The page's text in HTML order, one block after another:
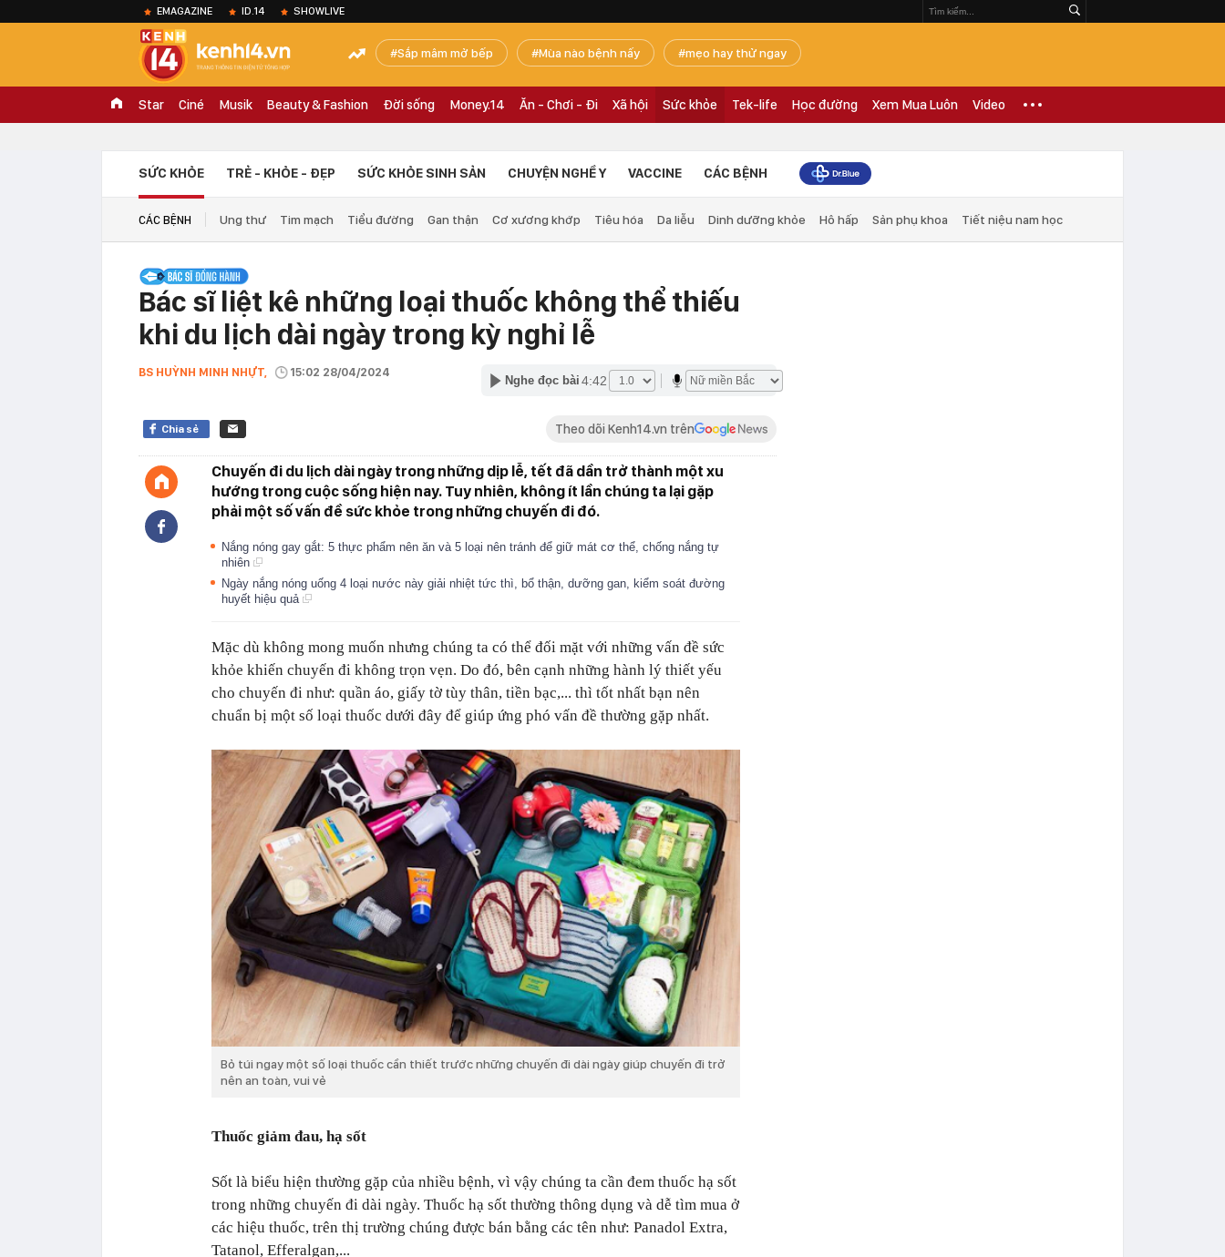
EMAGAZINE ID.14 SHOWLIVE
Sắp mâm mở bếp Mùa nào bệnh nấy mẹo hay thử ngay
Star Ciné Musik Beauty & Fashion Đời sống Money.14 Ăn - Chơi - Đi Xã hội Sức khỏe Tek-life Học đường Xem Mua Luôn Video
SỨC KHỎE TRẺ - KHỎE - ĐẸP SỨC KHỎE SINH SẢN CHUYỆN NGHỀ Y VACCINE CÁC BỆNH
CÁC BỆNH Ung thư Tim mạch Tiểu đường Gan thận Cơ xương khớp Tiêu hóa Da liễu Dinh dưỡng khỏe Hô hấp Sản phụ khoa Tiết niệu nam học
Bác sĩ liệt kê những loại thuốc không thể thiếu
khi du lịch dài ngày trong kỳ nghỉ lễ
BS HUỲNH MINH NHỰT, 15:02 28/04/2024
Nghe đọc bài 4:42
Chia sẻ Theo dõi Kenh14.vn trên
Chuyến đi du lịch dài ngày trong những dịp lễ, tết đã dần trở thành một xu
hướng trong cuộc sống hiện nay. Tuy nhiên, không ít lần chúng ta lại gặp
phải một số vấn đề sức khỏe trong những chuyến đi đó.
Nắng nóng gay gắt: 5 thực phẩm nên ăn và 5 loại nên tránh để giữ mát cơ thể, chống nắng tự
nhiên
Ngày nắng nóng uống 4 loại nước này giải nhiệt tức thì, bổ thận, dưỡng gan, kiểm soát đường
huyết hiệu quả
Mặc dù không mong muốn nhưng chúng ta có thể đối mặt với những vấn đề sức
khỏe khiến chuyến đi không trọn vẹn. Do đó, bên cạnh những hành lý thiết yếu
cho chuyến đi như: quần áo, giấy tờ tùy thân, tiền bạc,... thì tốt nhất bạn nên
chuẩn bị một số loại thuốc dưới đây để giúp ứng phó vấn đề thường gặp nhất.
Bỏ túi ngay một số loại thuốc cần thiết trước những chuyến đi dài ngày giúp chuyến đi trở
nên an toàn, vui vẻ
Thuốc giảm đau, hạ sốt
Sốt là biểu hiện thường gặp của nhiều bệnh, vì vậy chúng ta cần đem thuốc hạ sốt
trong những chuyến đi dài ngày. Thuốc hạ sốt thường thông dụng và dễ tìm mua ở
các hiệu thuốc, trên thị trường chúng được bán bằng các tên như: Panadol Extra,
Tatanol, Efferalgan,...